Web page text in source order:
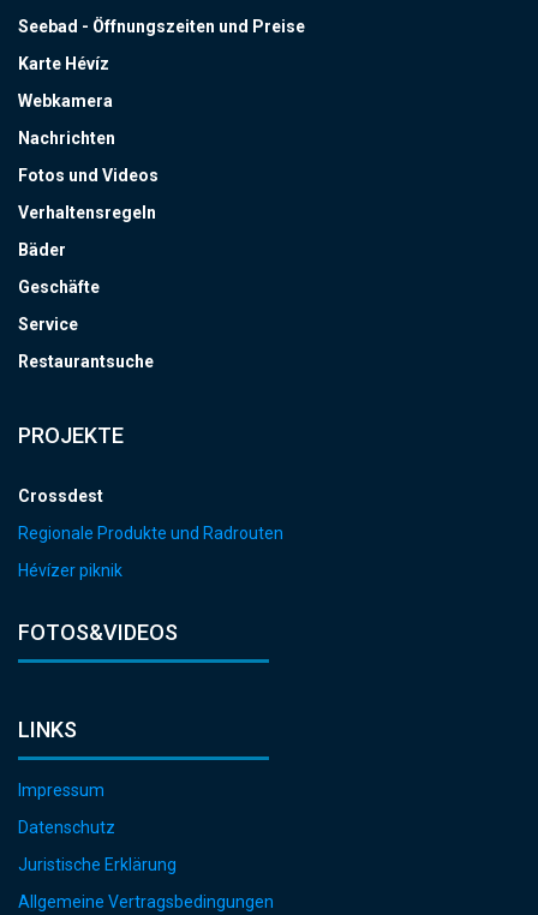
Seebad - Öffnungszeiten und Preise
Karte Hévíz
Webkamera
Nachrichten
Fotos und Videos
Verhaltensregeln
Bäder
Geschäfte
Service
Restaurantsuche
PROJEKTE
Crossdest
Regionale Produkte und Radrouten
Hévízer piknik
FOTOS&VIDEOS
LINKS
Impressum
Datenschutz
Juristische Erklärung
Allgemeine Vertragsbedingungen